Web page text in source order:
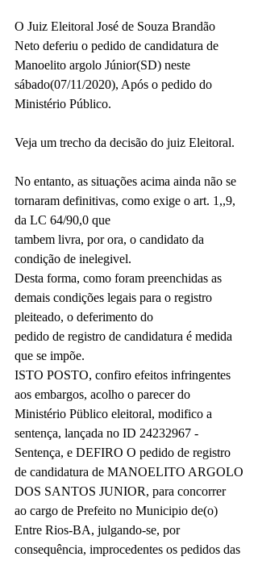
O Juiz Eleitoral José de Souza Brandão
Neto deferiu o pedido de candidatura de
Manoelito argolo Júnior(SD) neste
sábado(07/11/2020), Após o pedido do
Ministério Público.
Veja um trecho da decisão do juiz Eleitoral.
No entanto, as situações acima ainda não se
tornaram definitivas, como exige o art. 1,,9,
da LC 64/90,0 que
tambem livra, por ora, o candidato da
condição de inelegivel.
Desta forma, como foram preenchidas as
demais condições legais para o registro
pleiteado, o deferimento do
pedido de registro de candidatura é medida
que se impõe.
ISTO POSTO, confiro efeitos infringentes
aos embargos, acolho o parecer do
Ministério Püblico eleitoral, modifico a
sentença, lançada no ID 24232967 -
Sentença, e DEFIRO O pedido de registro
de candidatura de MANOELITO ARGOLO
DOS SANTOS JUNIOR, para concorrer
ao cargo de Prefeito no Municipio de(o)
Entre Rios-BA, julgando-se, por
consequência, improcedentes os pedidos das